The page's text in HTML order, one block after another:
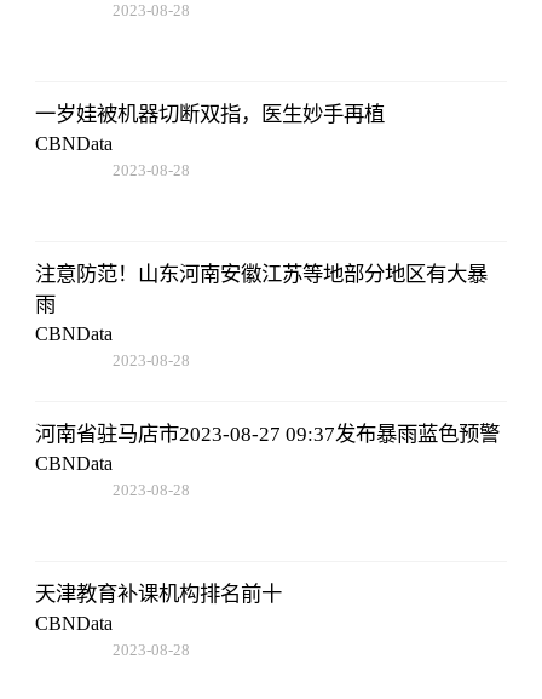
2023-08-28
一岁娃被机器切断双指，医生妙手再植
CBNData
2023-08-28
注意防范！山东河南安徽江苏等地部分地区有大暴
雨
CBNData
2023-08-28
河南省驻马店市2023-08-27 09:37发布暴雨蓝色预警
CBNData
2023-08-28
天津教育补课机构排名前十
CBNData
2023-08-28